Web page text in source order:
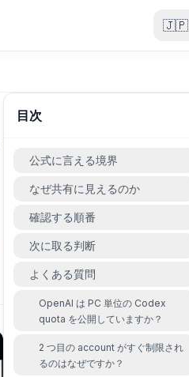
🇯🇵
目次
公式に言える境界
なぜ共有に見えるのか
確認する順番
次に取る判断
よくある質問
OpenAI は PC 単位の Codex
quota を公開していますか？
2 つ目の account がすぐ制限され
るのはなぜですか？